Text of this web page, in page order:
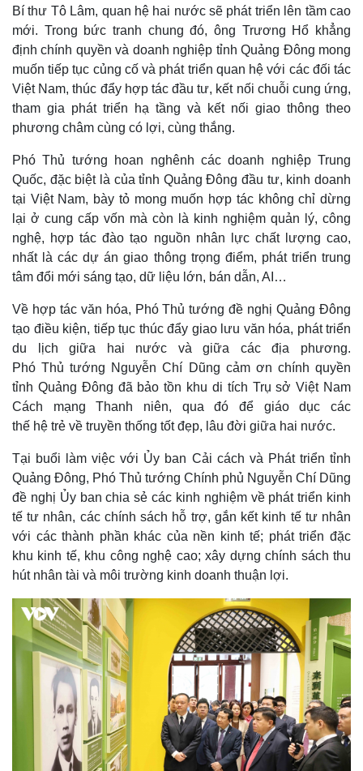
Bất động sản
Khởi nghiệp
Thị trường
Giá vàng
Tiêu dùng
Tỷ giá
Chứng khoán
Giá cà phê
Bí thư Tô Lâm, quan hệ hai nước sẽ phát triển lên tầm cao
mới. Trong bức tranh chung đó, ông Trương Hổ khẳng
định chính quyền và doanh nghiệp tỉnh Quảng Đông mong
muốn tiếp tục củng cố và phát triển quan hệ với các đối tác
Việt Nam, thúc đẩy hợp tác đầu tư, kết nối chuỗi cung ứng,
tham gia phát triển hạ tầng và kết nối giao thông theo
phương châm cùng có lợi, cùng thắng.
Phó Thủ tướng hoan nghênh các doanh nghiệp Trung
Quốc, đặc biệt là của tỉnh Quảng Đông đầu tư, kinh doanh
tại Việt Nam, bày tỏ mong muốn hợp tác không chỉ dừng
lại ở cung cấp vốn mà còn là kinh nghiệm quản lý, công
nghệ, hợp tác đào tạo nguồn nhân lực chất lượng cao,
nhất là các dự án giao thông trọng điểm, phát triển trung
tâm đổi mới sáng tạo, dữ liệu lớn, bán dẫn, AI…
Về hợp tác văn hóa, Phó Thủ tướng đề nghị Quảng Đông
tạo điều kiện, tiếp tục thúc đẩy giao lưu văn hóa, phát triển
du lịch giữa hai nước và giữa các địa phương.
Phó Thủ tướng Nguyễn Chí Dũng cảm ơn chính quyền
tỉnh Quảng Đông đã bảo tồn khu di tích Trụ sở Việt Nam
Cách mạng Thanh niên, qua đó để giáo dục các
thế hệ trẻ về truyền thống tốt đẹp, lâu đời giữa hai nước.
Tại buổi làm việc với Ủy ban Cải cách và Phát triển tỉnh
Quảng Đông, Phó Thủ tướng Chính phủ Nguyễn Chí Dũng
đề nghị Ủy ban chia sẻ các kinh nghiệm về phát triển kinh
tế tư nhân, các chính sách hỗ trợ, gắn kết kinh tế tư nhân
với các thành phần khác của nền kinh tế; phát triển đặc
khu kinh tế, khu công nghệ cao; xây dựng chính sách thu
hút nhân tài và môi trường kinh doanh thuận lợi.